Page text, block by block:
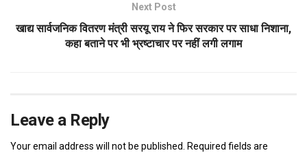
Next Post
खाद्य सार्वजनिक वितरण मंत्री सरयू राय ने फिर सरकार पर साधा निशाना,
कहा बताने पर भी भ्रष्टाचार पर नहीं लगी लगाम
Leave a Reply
Your email address will not be published.
Required fields are